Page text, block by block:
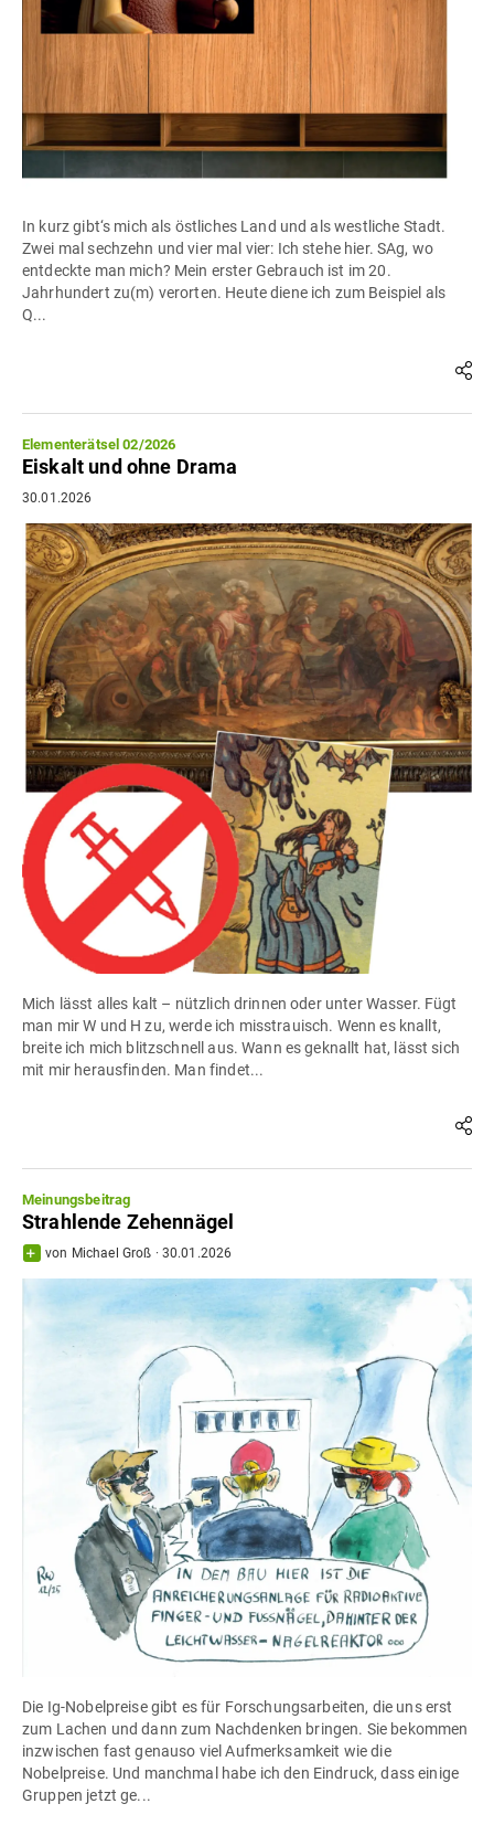
In kurz gibt‘s mich als östliches Land und als westliche Stadt.
Zwei mal sechzehn und vier mal vier: Ich stehe hier. SAg, wo
entdeckte man mich? Mein erster Gebrauch ist im 20.
Jahrhundert zu(m) verorten. Heute diene ich zum Beispiel als
Q...
Elementerätsel 02/2026
Eiskalt und ohne Drama
30.01.2026
Mich lässt alles kalt – nützlich drinnen oder unter Wasser. Fügt
man mir W und H zu, werde ich misstrauisch. Wenn es knallt,
breite ich mich blitzschnell aus. Wann es geknallt hat, lässt sich
mit mir herausfinden. Man findet...
Meinungsbeitrag
Strahlende Zehennägel
von Michael Groß · 30.01.2026
Die Ig-Nobelpreise gibt es für Forschungsarbeiten, die uns erst
zum Lachen und dann zum Nachdenken bringen. Sie bekommen
inzwischen fast genauso viel Aufmerksamkeit wie die
Nobelpreise. Und manchmal habe ich den Eindruck, dass einige
Gruppen jetzt ge...